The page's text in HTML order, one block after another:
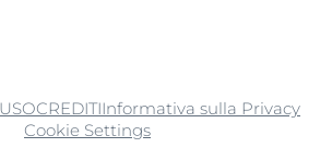
CREDITIInformativa sulla Privacy
Cookie Settings